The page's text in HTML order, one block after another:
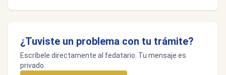
¿Tuviste un problema con tu trámite?
Escríbele directamente al fedatario. Tu mensaje es
privado.